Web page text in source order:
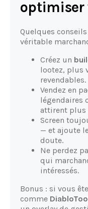
optimiser
Quelques
véritable
Créez un
lootez, plus
revendables.
Vendez en
légendaires
attirent plus
Screen
— et ajoute
doute.
Ne perdez
qui
intéressés.
Bonus : si vous
comme